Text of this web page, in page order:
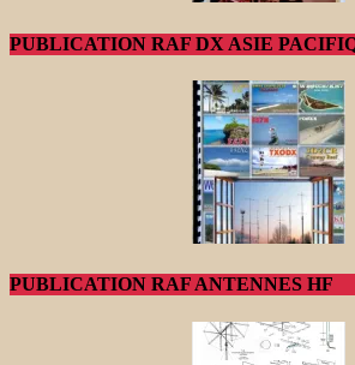
PUBLICATION RAF DX ASIE
PUBLICATION RAF ANTENNES HF